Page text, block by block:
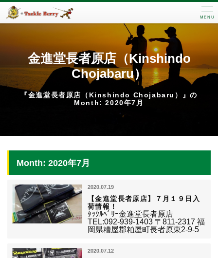
MENU
金進堂長者原店（Kinshindo
Chojabaru）
『金進堂長者原店（Kinshindo Chojabaru）』の
Month: 2020年7月
Month: 2020年7月
2020.07.19
【金進堂長者原店】７月１９日入
荷情報！
ﾀｯｸﾙﾍﾞﾘｰ金進堂長者原店
TEL:092-939-1403 〒811-2317 福
岡県糟屋郡粕屋町長者原東2-9-5
2020.07.12